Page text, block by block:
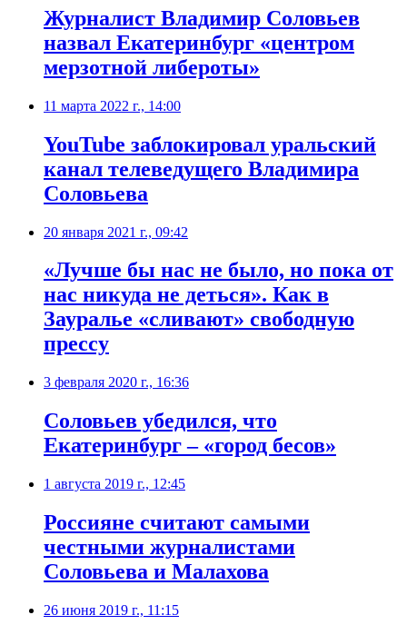
Журналист Владимир Соловьев
назвал Екатеринбург «центром
мерзотной либероты»
11 марта 2022 г., 14:00
​YouTube заблокировал уральский
канал телеведущего Владимира
Соловьева
20 января 2021 г., 09:42
«Лучше бы нас не было, но пока от
нас никуда не деться». Как в
Зауралье «сливают» свободную
прессу
3 февраля 2020 г., 16:36
Соловьев убедился, что
Екатеринбург – «город бесов»
1 августа 2019 г., 12:45
Россияне считают самыми
честными журналистами
Соловьева и Малахова
26 июня 2019 г., 11:15